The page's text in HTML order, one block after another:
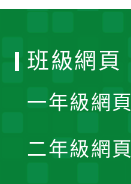
班級網頁
一年級網頁
二年級網頁